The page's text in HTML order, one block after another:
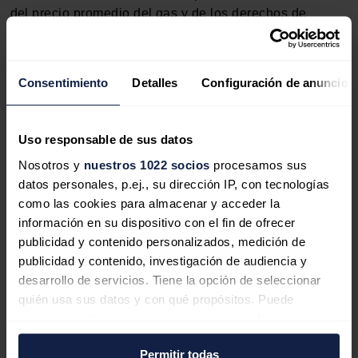
Consentimiento Detalles Configuración de anuncios
Uso responsable de sus datos
Nosotros y nuestros 1022 socios procesamos sus
datos personales, p.ej., su dirección IP, con tecnologías
como las cookies para almacenar y acceder la
información en su dispositivo con el fin de ofrecer
publicidad y contenido personalizados, medición de
publicidad y contenido, investigación de audiencia y
desarrollo de servicios. Tiene la opción de seleccionar
quién usa sus datos y con qué propósitos. Puede
momento desde la Declaración de cookies o clicando en
Permitir todas
del precio promedio del gas y de los derechos de
emisión de CO~2~, así como el incremento de la
producción solar en la mayoría de los mercados,
eléctricos europeos, pese al incremento de la demanda.
Sin embargo, la caída de la producción eólica y solar
precios en el mercado MIBEL.
Lasprevisiones de preciosdeAleaSoft Energy
Forecastingindican que en la segunda semana de
septiembre los precios podrían aumentar en los
mercados eléctricos europeos, influenciados por el
descenso de la producción eólica y solar, así como por
el incremento de la demanda en algunos mercados.